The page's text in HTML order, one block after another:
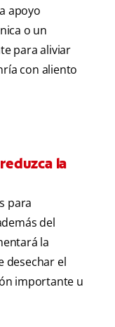
apoyo
o un
para aliviar
con aliento
la
para
del
la
desechar el
importante u